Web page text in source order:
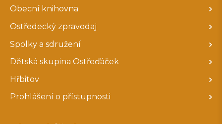
Obecní knihovna
Ostředecký zpravodaj
Spolky a sdružení
Dětská skupina Ostřeďáček
Hřbitov
Prohlášení o přístupnosti